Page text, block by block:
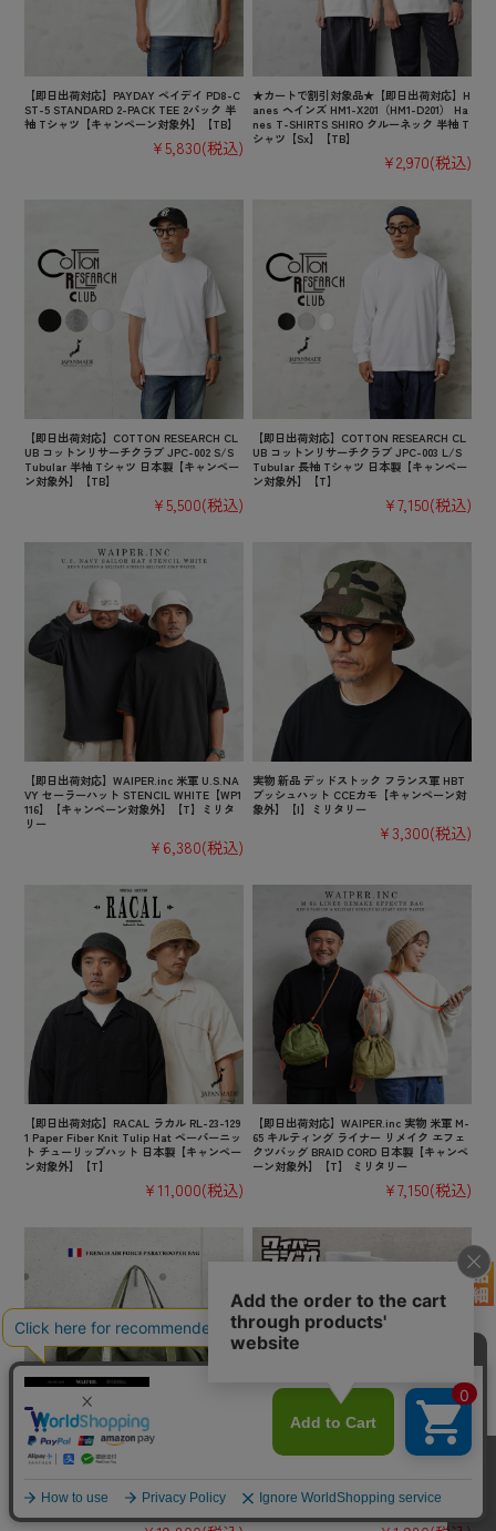
【即日出荷対応】PAYDAY ペイデイ PD8-C
ST-5 STANDARD 2-PACK TEE 2パック 半
袖 Tシャツ【キャンペーン対象外】【TB】
¥5,830(税込)
★カートで割引対象品★【即日出荷対応】H
anes ヘインズ HM1-X201（HM1-D201） Ha
nes T-SHIRTS SHIRO クルーネック 半袖 T
シャツ【Sx】【TB】
¥2,970(税込)
【即日出荷対応】COTTON RESEARCH CL
UB コットンリサーチクラブ JPC-002 S/S
Tubular 半袖 Tシャツ 日本製【キャンペー
ン対象外】【TB】
¥5,500(税込)
【即日出荷対応】COTTON RESEARCH CL
UB コットンリサーチクラブ JPC-003 L/S
Tubular 長袖 Tシャツ 日本製【キャンペー
ン対象外】【T】
¥7,150(税込)
【即日出荷対応】WAIPER.inc 米軍 U.S.NA
VY セーラーハット STENCIL WHITE【WP1
116】【キャンペーン対象外】【T】ミリタ
リー
¥6,380(税込)
実物 新品 デッドストック フランス軍 HBT
ブッシュハット CCEカモ【キャンペーン対
象外】【I】ミリタリー
¥3,300(税込)
【即日出荷対応】RACAL ラカル RL-23-129
1 Paper Fiber Knit Tulip Hat ペーパーニッ
ト チューリップハット 日本製【キャンペー
ン対象外】【T】
¥11,000(税込)
【即日出荷対応】WAIPER.inc 実物 米軍 M-
65 キルティング ライナー リメイク エフェ
クツバッグ BRAID CORD 日本製【キャンペ
ーン対象外】【T】 ミリタリー
¥7,150(税込)
希少 実物 フランス軍 AIR FORCE PARATRO
ーン対象外】 ミリタリーファッション 軍放
出品【I】 古着
ックス 日本製【キャンペーン対象外】【T
B】ミリタリー